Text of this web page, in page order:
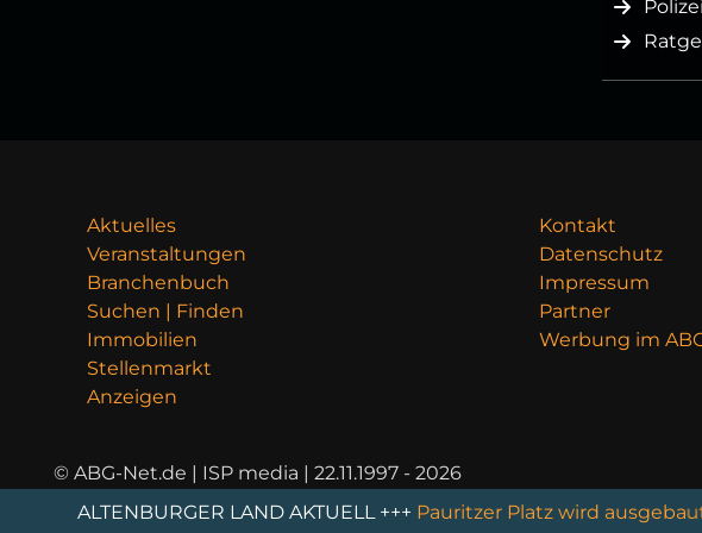
Aktuelles
Veranstaltungen
Branchenbuch
Suchen | Finden
Immobilien
Stellenmarkt
Anzeigen
Kontakt
Datenschutz
Impressum
Partner
Werbung im
© ABG-Net.de | ISP media | 22.11.1997 - 2026
ALTENBURGER LAND AKTUELL +++Pauritzer Platz wird ausgebaut: